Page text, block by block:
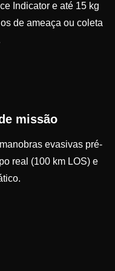
Indicator e até 15 kg
de ameaça ou coleta
missão
evasivas pré-
real (100 km LOS) e